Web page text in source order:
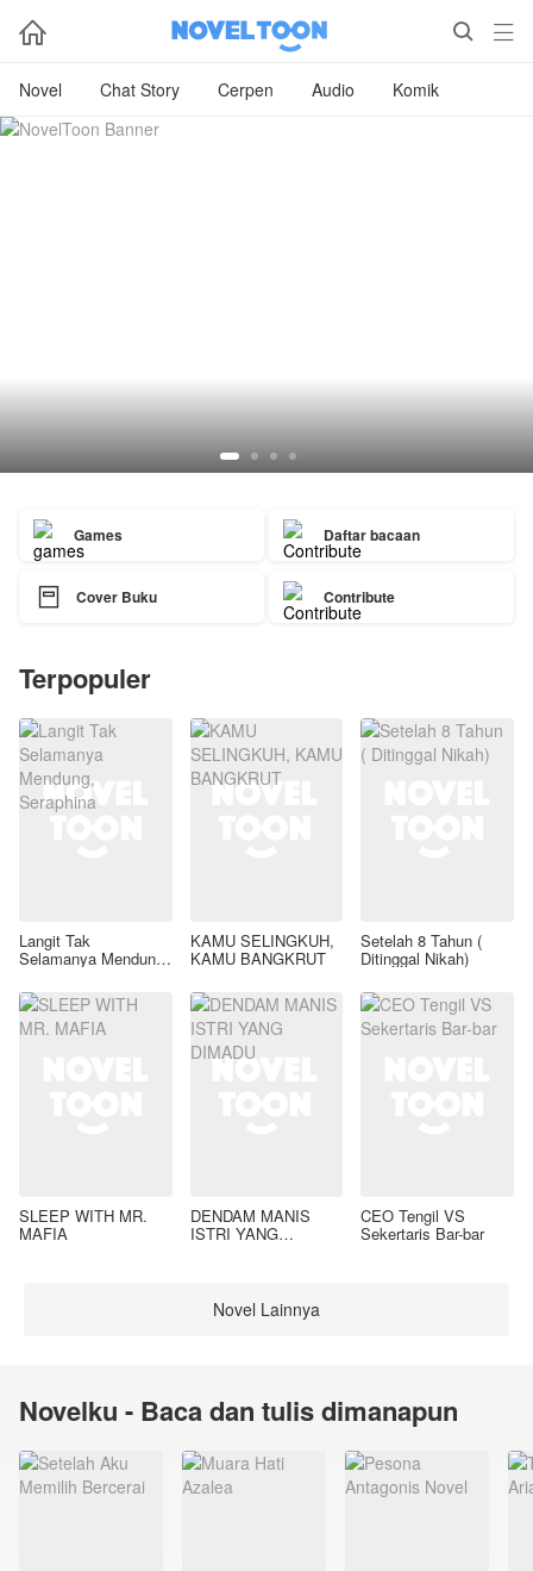
  
Novel Chat Story Cerpen Audio Komik
Games Daftar bacaan
 Cover Buku Contribute
Terpopuler
Langit Tak
Selamanya Mendung,
KAMU SELINGKUH,
KAMU BANGKRUT
Setelah 8 Tahun (
Ditinggal Nikah)
SLEEP WITH MR.
MAFIA
DENDAM MANIS
ISTRI YANG
CEO Tengil VS
Sekertaris Bar-bar
Novel Lainnya
Novelku - Baca dan tulis dimanapun